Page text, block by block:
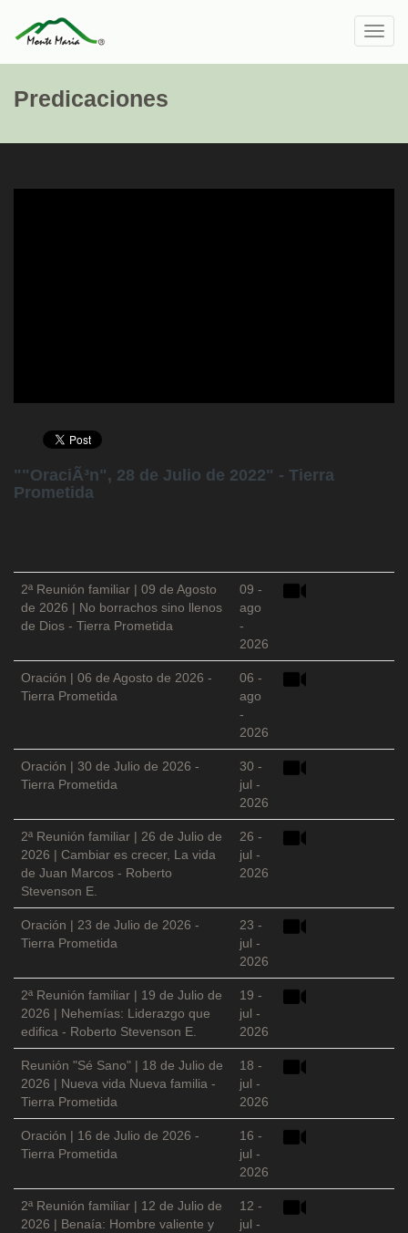
Predicaciones
""OraciÃ³n", 28 de Julio de 2022" - Tierra
Prometida
2ª Reunión familiar | 09 de Agosto
de 2026 | No borrachos sino llenos
de Dios - Tierra Prometida
09 -
ago
-
2026
Oración | 06 de Agosto de 2026 -
Tierra Prometida
06 -
ago
-
2026
Oración | 30 de Julio de 2026 -
Tierra Prometida
30 -
jul -
2026
2ª Reunión familiar | 26 de Julio de
2026 | Cambiar es crecer, La vida
de Juan Marcos - Roberto
Stevenson E.
26 -
jul -
2026
Oración | 23 de Julio de 2026 -
Tierra Prometida
23 -
jul -
2026
2ª Reunión familiar | 19 de Julio de
2026 | Nehemías: Liderazgo que
edifica - Roberto Stevenson E.
19 -
jul -
2026
Reunión "Sé Sano" | 18 de Julio de
2026 | Nueva vida Nueva familia -
Tierra Prometida
18 -
jul -
2026
Oración | 16 de Julio de 2026 -
Tierra Prometida
16 -
jul -
2026
2ª Reunión familiar | 12 de Julio de
2026 | Benaía: Hombre valiente y
12 -
jul -